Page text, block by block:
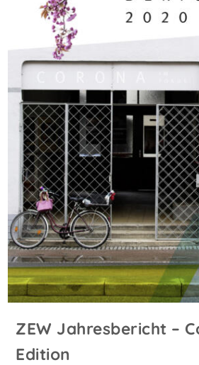
ZEW Jahresbericht –
Edition